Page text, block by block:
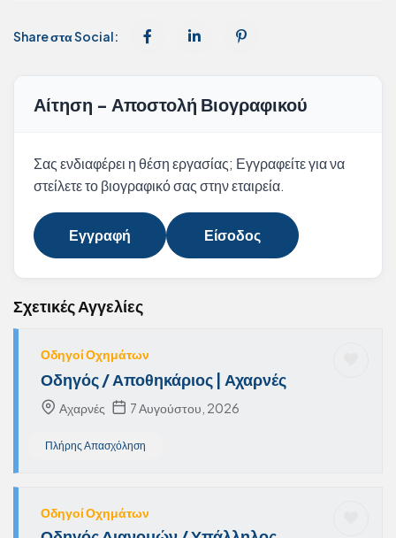
Share στα Social:
Αίτηση - Αποστολή Βιογραφικού
Σας ενδιαφέρει η θέση εργασίας; Εγγραφείτε για να
στείλετε το βιογραφικό σας στην εταιρεία.
Εγγραφή Είσοδος
Σχετικές Αγγελίες
Οδηγοί Οχημάτων
Οδηγός / Αποθηκάριος | Αχαρνές
Αχαρνές 7 Αυγούστου, 2026
Πλήρης Απασχόληση
Οδηγοί Οχημάτων